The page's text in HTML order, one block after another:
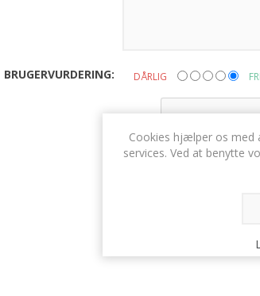
BRUGERVURDERING: DÅRLIG
Cookies hjælper os med
services. Ved at benytte